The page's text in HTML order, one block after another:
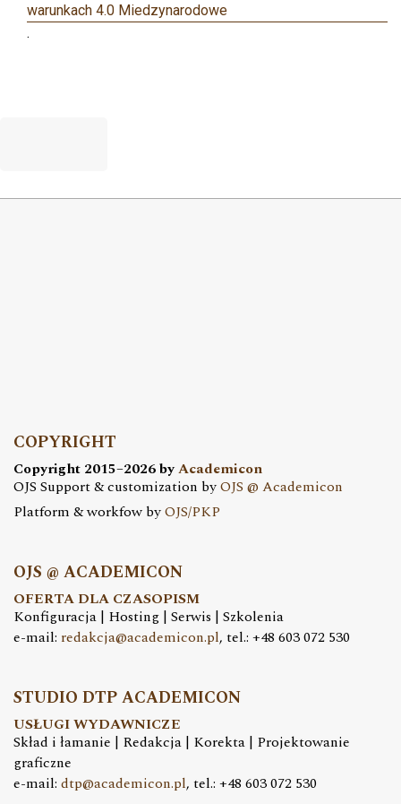
warunkach 4.0 Miedzynarodowe
.
COPYRIGHT
Copyright 2015–2026 byAcademicon
OJS Support & customization byOJS @ Academicon
Platform & workfow byOJS/PKP
OJS @ ACADEMICON
OFERTA DLA CZASOPISM
Konfiguracja | Hosting | Serwis | Szkolenia
e-mail: redakcja@academicon.pl, tel.: +48 603 072 530
STUDIO DTP ACADEMICON
USŁUGI WYDAWNICZE
Skład i łamanie | Redakcja | Korekta | Projektowanie
graficzne
e-mail: dtp@academicon.pl, tel.: +48 603 072 530